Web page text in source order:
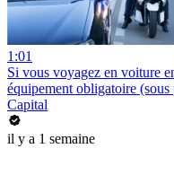
1:01
Si vous voyagez en voiture
équipement obligatoire (sous
Capital
il y a 1 semaine